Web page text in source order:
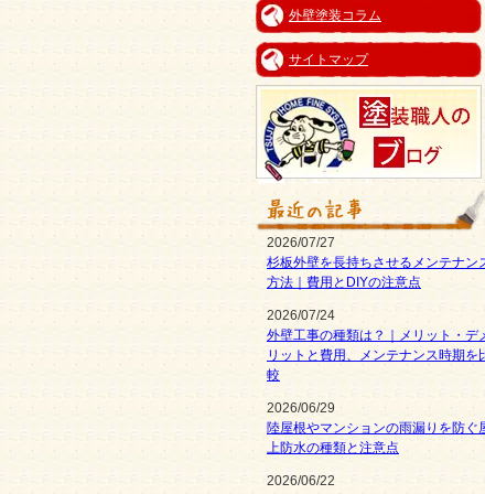
外壁塗装コラム
サイトマップ
2026/07/27
杉板外壁を長持ちさせるメンテナン
方法｜費用とDIYの注意点
2026/07/24
外壁工事の種類は？｜メリット・デ
リットと費用、メンテナンス時期を
較
2026/06/29
陸屋根やマンションの雨漏りを防ぐ
上防水の種類と注意点
2026/06/22